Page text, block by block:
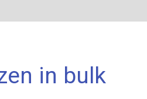
in bulk